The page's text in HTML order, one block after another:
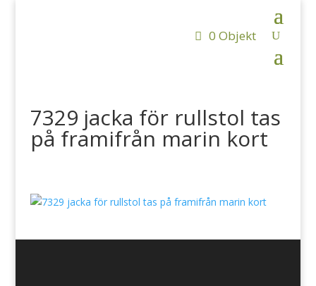
0 Objekt
7329 jacka för rullstol tas
på framifrån marin kort